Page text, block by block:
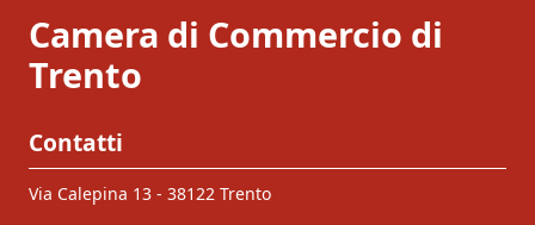
Camera di Commercio di
Trento
Contatti
Via Calepina 13 - 38122 Trento